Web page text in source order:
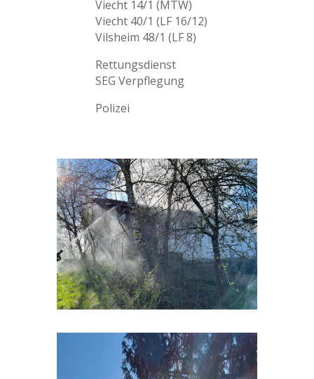
Viecht 14/1 (MTW)
Viecht 40/1 (LF 16/12)
Vilsheim 48/1 (LF 8)
Rettungsdienst
SEG Verpflegung
Polizei